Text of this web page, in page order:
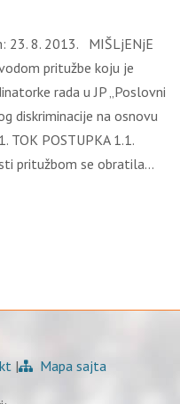
23. 8. 2013. MIŠLjENjE
pritužbe koju je
rada u JP „Poslovni
diskriminacije na osnovu
TOK POSTUPKA 1.1.
pritužbom se obratila…
| Mapa sajta